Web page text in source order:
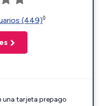
(449)◊
una tarjeta prepago